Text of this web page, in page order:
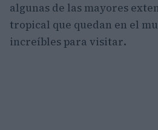
algunas de las mayores
tropical que quedan en el
increíbles para visitar.